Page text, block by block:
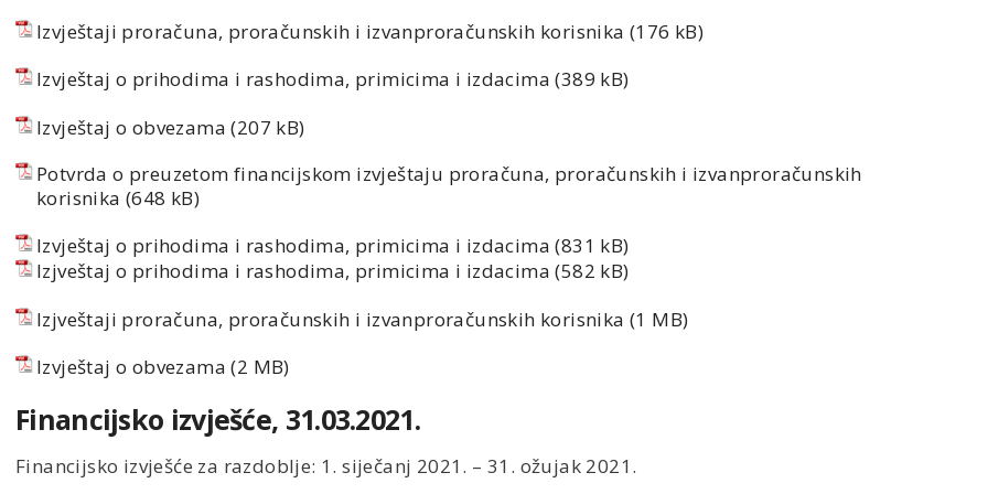
Izvještaji proračuna, proračunskih i izvanproračunskih korisnika
Izvještaj o prihodima i rashodima, primicima i izdacima
Izvještaj o obvezama
Potvrda o preuzetom financijskom izvještaju proračuna, proračunskih i izvanproračunskih
korisnika
Izvještaj o prihodima i rashodima, primicima i izdacima
Izjveštaj o prihodima i rashodima, primicima i izdacima
Izjveštaji proračuna, proračunskih i izvanproračunskih korisnika
Izvještaj o obvezama
Financijsko izvješće, 31.03.2021.
Financijsko izvješće za razdoblje: 1. siječanj 2021. – 31. ožujak 2021.